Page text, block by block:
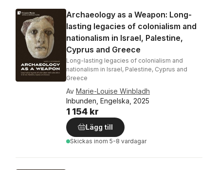
Archaeology as a Weapon: Long-
lasting legacies of colonialism and
nationalism in Israel, Palestine,
Cyprus and Greece
Long-lasting legacies of colonialism and
nationalism in Israel, Palestine, Cyprus and
Greece
Av Marie-Louise Winbladh
Inbunden, Engelska, 2025
1 154 kr
Lägg till
Skickas inom 5-8 vardagar